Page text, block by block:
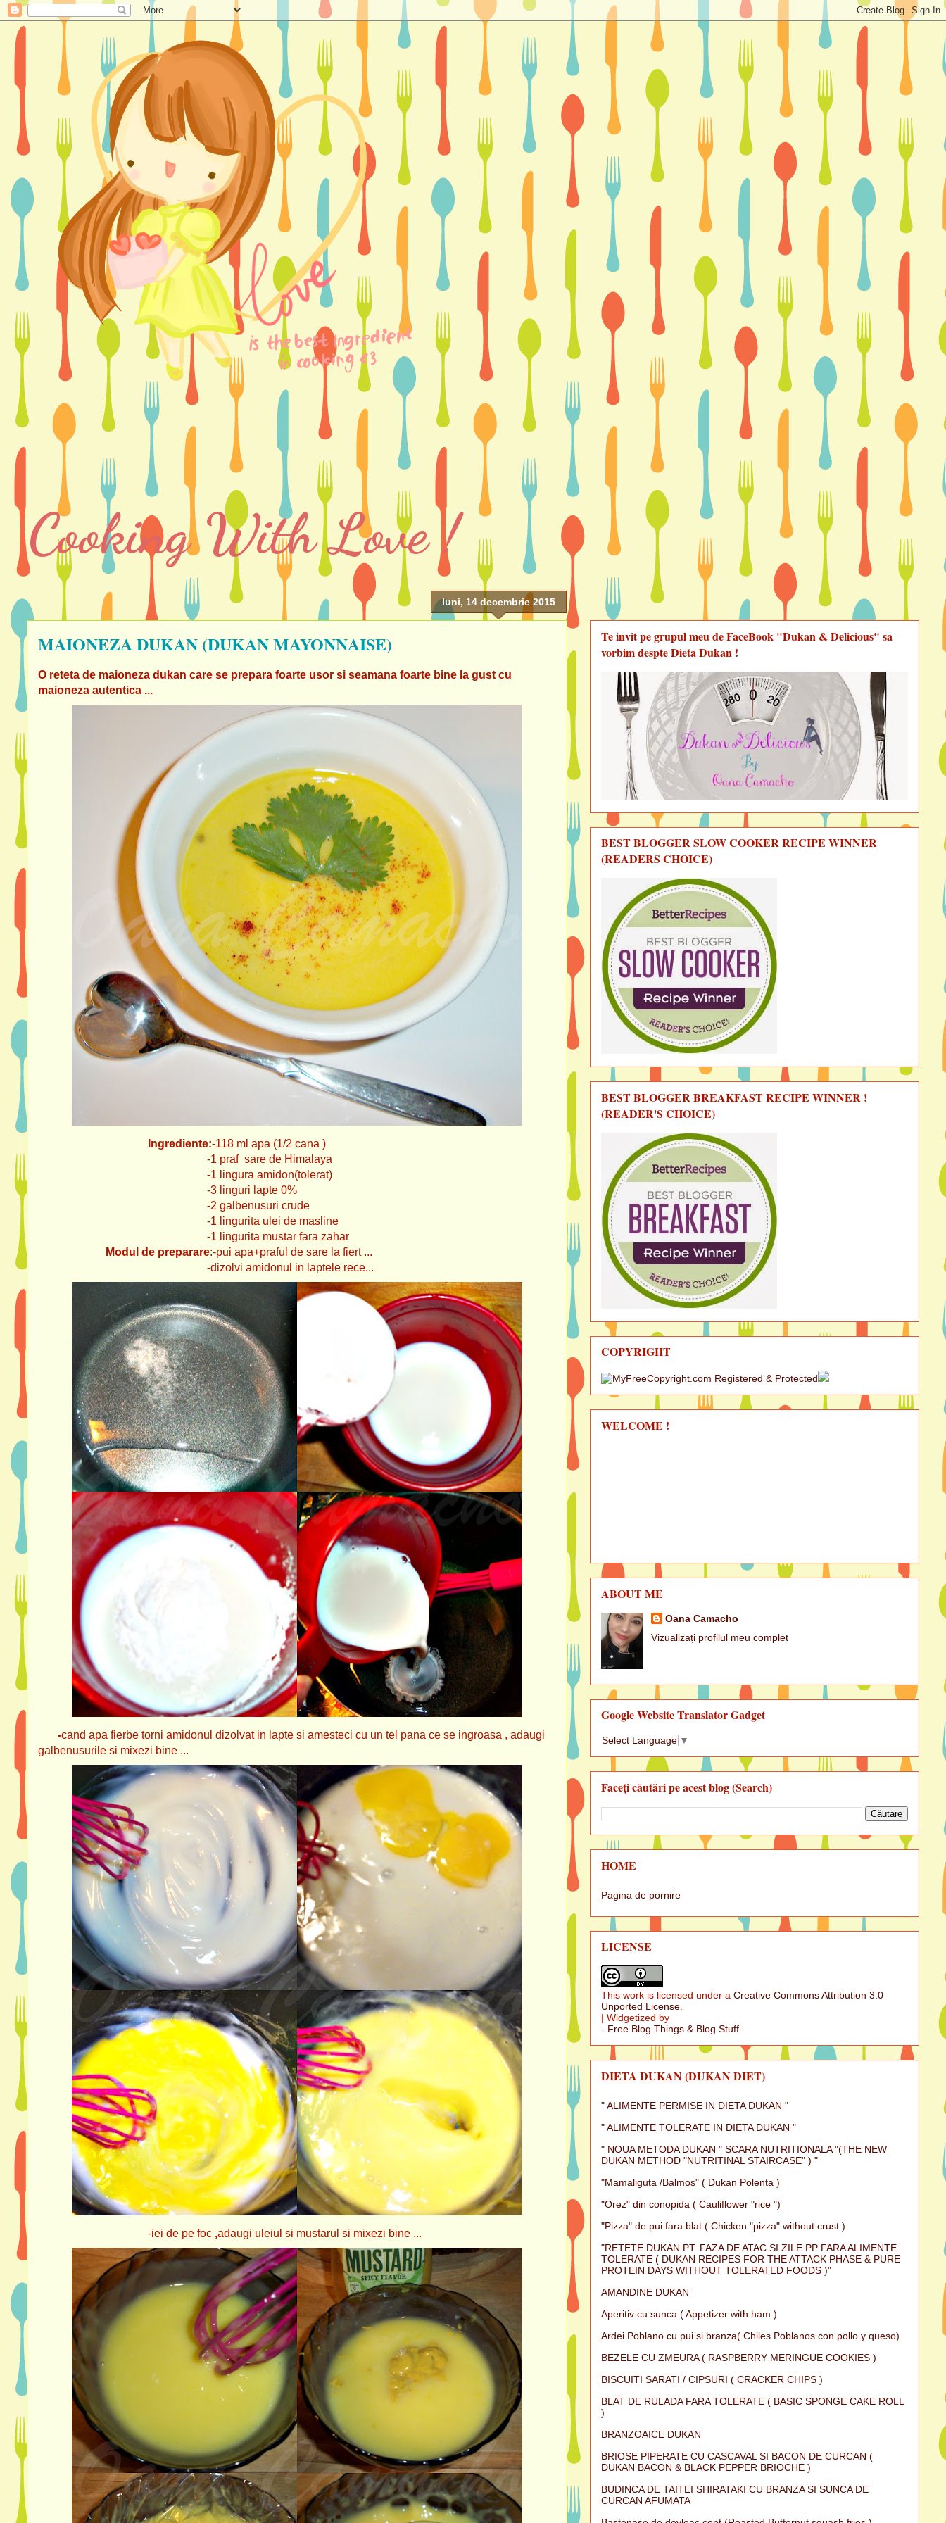
Cooking With Love !
luni, 14 decembrie 2015
MAIONEZA DUKAN (DUKAN MAYONNAISE)
O reteta de maioneza dukan care se prepara foarte usor si seamana foarte bine la gust cu
maioneza autentica ...
Ingrediente:-118 ml apa (1/2 cana )
-1 praf sare de Himalaya
-1 lingura amidon(tolerat)
-3 linguri lapte 0%
-2 galbenusuri crude
-1 lingurita ulei de masline
-1 lingurita mustar fara zahar
Modul de preparare:-pui apa+praful de sare la fiert ...
-dizolvi amidonul in laptele rece...
-cand apa fierbe torni amidonul dizolvat in lapte si amesteci cu un tel pana ce se ingroasa , adaugi
galbenusurile si mixezi bine ...
-iei de pe foc ,adaugi uleiul si mustarul si mixezi bine ...
Te invit pe grupul meu de FaceBook "Dukan & Delicious" sa
vorbim despte Dieta Dukan !
BEST BLOGGER SLOW COOKER RECIPE WINNER
(READERS CHOICE)
BEST BLOGGER BREAKFAST RECIPE WINNER !
(READER'S CHOICE)
COPYRIGHT
WELCOME !
ABOUT ME
Oana Camacho
Vizualizați profilul meu complet
Google Website Translator Gadget
Select Language ▼
Faceţi căutări pe acest blog (Search)
HOME
Pagina de pornire
LICENSE
This work is licensed under a Creative Commons Attribution 3.0
Unported License.
| Widgetized by
- Free Blog Things & Blog Stuff
DIETA DUKAN (DUKAN DIET)
" ALIMENTE PERMISE IN DIETA DUKAN "
" ALIMENTE TOLERATE IN DIETA DUKAN "
" NOUA METODA DUKAN " SCARA NUTRITIONALA "(THE NEW
DUKAN METHOD "NUTRITINAL STAIRCASE" ) "
"Mamaliguta /Balmos" ( Dukan Polenta )
"Orez" din conopida ( Cauliflower "rice ")
"Pizza" de pui fara blat ( Chicken "pizza" without crust )
"RETETE DUKAN PT. FAZA DE ATAC SI ZILE PP FARA ALIMENTE
TOLERATE ( DUKAN RECIPES FOR THE ATTACK PHASE & PURE
PROTEIN DAYS WITHOUT TOLERATED FOODS )"
AMANDINE DUKAN
Aperitiv cu sunca ( Appetizer with ham )
Ardei Poblano cu pui si branza( Chiles Poblanos con pollo y queso)
BEZELE CU ZMEURA ( RASPBERRY MERINGUE COOKIES )
BISCUITI SARATI / CIPSURI ( CRACKER CHIPS )
BLAT DE RULADA FARA TOLERATE ( BASIC SPONGE CAKE ROLL
)
BRANZOAICE DUKAN
BRIOSE PIPERATE CU CASCAVAL SI BACON DE CURCAN (
DUKAN BACON & BLACK PEPPER BRIOCHE )
BUDINCA DE TAITEI SHIRATAKI CU BRANZA SI SUNCA DE
CURCAN AFUMATA